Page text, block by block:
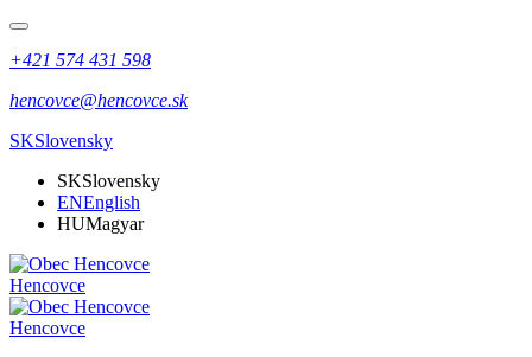
+421 574 431 598
hencovce@hencovce.sk
SKSlovensky
SKSlovensky
ENEnglish
HUMagyar
Hencovce
Hencovce